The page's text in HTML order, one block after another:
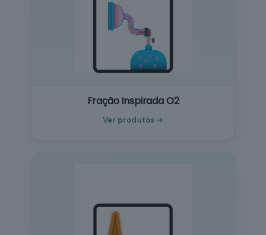
Fração Inspirada O2
Ver produtos →